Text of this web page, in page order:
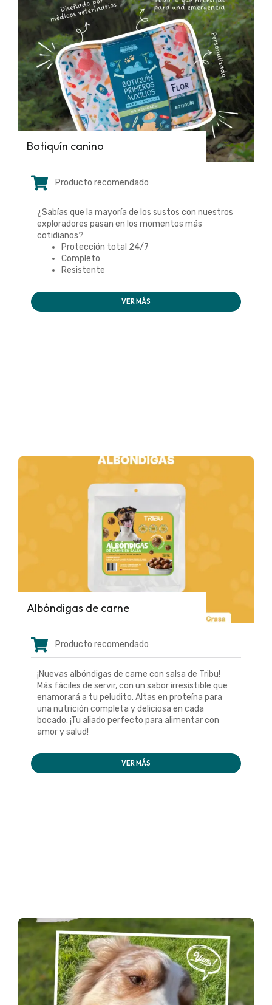
Botiquín canino
Producto recomendado
¿Sabías que la mayoría de los sustos con nuestros
exploradores pasan en los momentos más
cotidianos?
Protección total 24/7
Completo
Resistente
VER MÁS
Albóndigas de carne
Producto recomendado
¡Nuevas albóndigas de carne con salsa de Tribu!
Más fáciles de servir, con un sabor irresistible que
enamorará a tu peludito. Altas en proteína para
una nutrición completa y deliciosa en cada
bocado. ¡Tu aliado perfecto para alimentar con
amor y salud!
VER MÁS